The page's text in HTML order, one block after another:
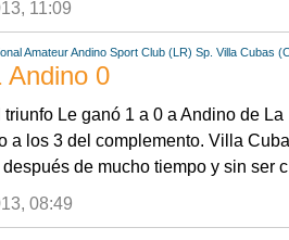
11:09
AmateurAndino Sport Club (LR) Sp. Villa Cubas
Andino 0
triunfo Le ganó 1 a 0 a Andino de
a los 3 del complemento. Villa
de mucho tiempo y sin ser
08:49